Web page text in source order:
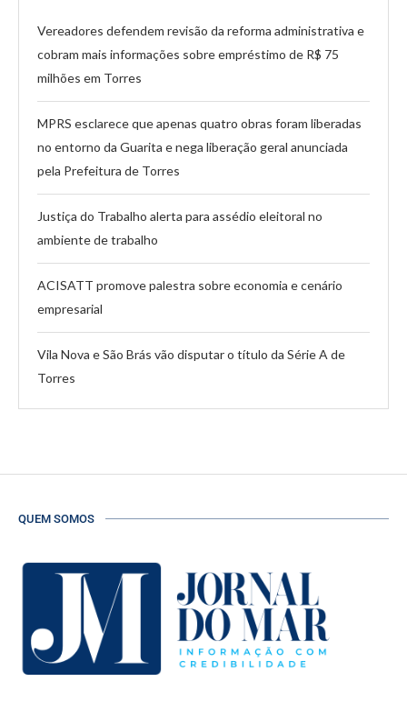
Vereadores defendem revisão da reforma administrativa e
cobram mais informações sobre empréstimo de R$ 75
milhões em Torres
MPRS esclarece que apenas quatro obras foram liberadas
no entorno da Guarita e nega liberação geral anunciada
pela Prefeitura de Torres
Justiça do Trabalho alerta para assédio eleitoral no
ambiente de trabalho
ACISATT promove palestra sobre economia e cenário
empresarial
Vila Nova e São Brás vão disputar o título da Série A de
Torres
QUEM SOMOS